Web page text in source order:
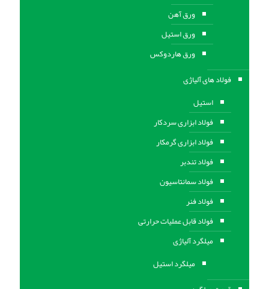
ورق آهن
ورق استيل
ورق هاردوکس
فولاد های آلیاژی
استیل
فولاد ابزاری سردکار
فولاد ابزاری گرمکار
فولاد تندبر
فولاد سمانتاسیون
فولاد فنر
فولاد قابل عملیات حرارتی
ميلگرد آلیاژی
میلگرد استیل